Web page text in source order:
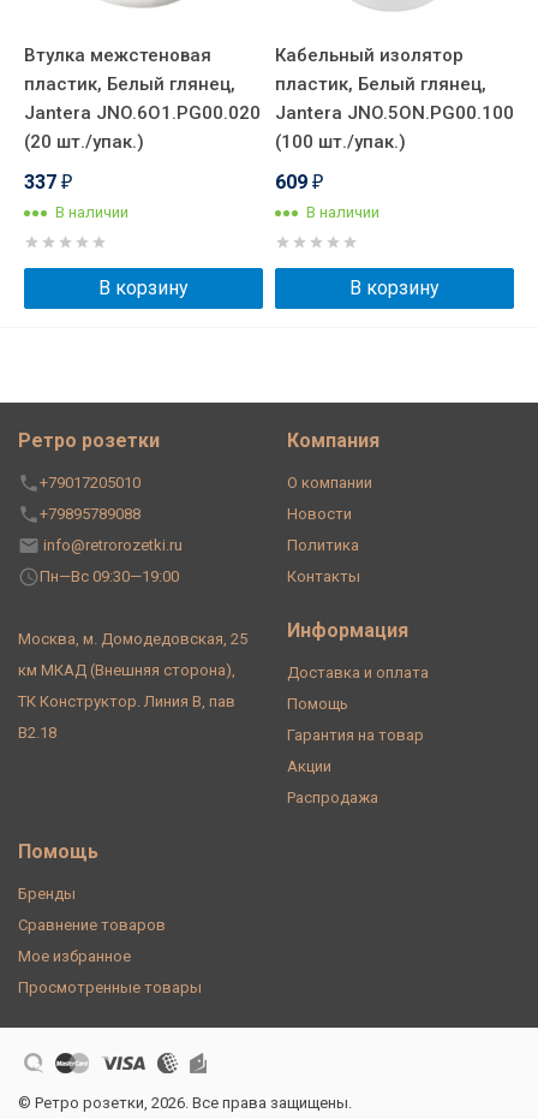
Втулка межстеновая
пластик, Белый глянец,
Jantera JNO.6O1.PG00.020
(20 шт./упак.)
337 ₽
В наличии
В корзину
Кабельный изолятор
пластик, Белый глянец,
Jantera JNO.5ON.PG00.100
(100 шт./упак.)
609 ₽
В наличии
В корзину
Ретро розетки
+79017205010
+79895789088
info@retrorozetki.ru
Пн—Вс 09:30—19:00
Москва, м. Домодедовская, 25
км МКАД (Внешняя сторона),
ТК Конструктор. Линия В, пав
В2.18
Компания
О компании
Новости
Политика
Контакты
Информация
Доставка и оплата
Помощь
Гарантия на товар
Акции
Распродажа
Помощь
Бренды
Сравнение товаров
Мое избранное
Просмотренные товары
© Ретро розетки, 2026. Все права защищены.